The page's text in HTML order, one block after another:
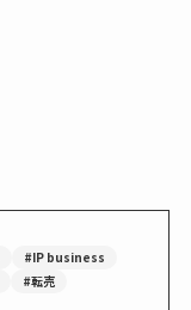
#IP business
#転売